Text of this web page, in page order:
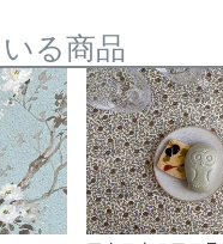
る商品